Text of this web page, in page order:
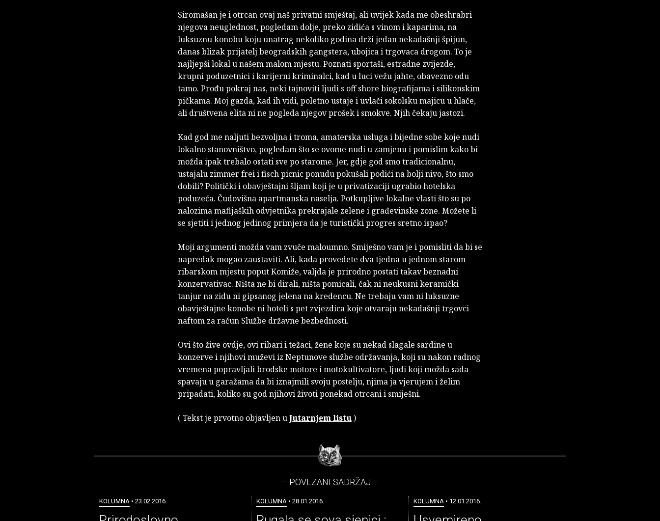
Siromašan je i otrcan ovaj naš privatni smještaj, ali uvijek kada me obeshrabri
njegova neuglednost, pogledam dolje, preko zidića s vinom i kaparima, na
luksuznu konobu koju unatrag nekoliko godina drži jedan nekadašnji špijun,
danas blizak prijatelj beogradskih gangstera, ubojica i trgovaca drogom. To je
najljepši lokal u našem malom mjestu. Poznati sportaši, estradne zvijezde,
krupni poduzetnici i karijerni kriminalci, kad u luci vežu jahte, obavezno odu
tamo. Prođu pokraj nas, neki tajnoviti ljudi s off shore biografijama i silikonskim
pičkama. Moj gazda, kad ih vidi, poletno ustaje i uvlači sokolsku majicu u hlače,
ali društvena elita ni ne pogleda njegov prošek i smokve. Njih čekaju jastozi.
Kad god me naljuti bezvoljna i troma, amaterska usluga i bijedne sobe koje nudi
lokalno stanovništvo, pogledam što se ovome nudi u zamjenu i pomislim kako bi
možda ipak trebalo ostati sve po starome. Jer, gdje god smo tradicionalnu,
ustajalu zimmer frei i fisch picnic ponudu pokušali podići na bolji nivo, što smo
dobili? Politički i obavještajni šljam koji je u privatizaciji ugrabio hotelska
poduzeća. Čudovišna apartmanska naselja. Potkupljive lokalne vlasti što su po
nalozima mafijaških odvjetnika prekrajale zelene i građevinske zone. Možete li
se sjetiti i jednog jedinog primjera da je turistički progres sretno ispao?
Moji argumenti možda vam zvuče maloumno. Smiješno vam je i pomisliti da bi se
napredak mogao zaustaviti. Ali, kada provedete dva tjedna u jednom starom
ribarskom mjestu poput Komiže, valjda je prirodno postati takav beznadni
konzervativac. Ništa ne bi dirali, ništa pomicali, čak ni neukusni keramički
tanjur na zidu ni gipsanog jelena na kredencu. Ne trebaju vam ni luksuzne
obavještajne konobe ni hoteli s pet zvjezdica koje otvaraju nekadašnji trgovci
naftom za račun Službe državne bezbednosti.
Ovi što žive ovdje, ovi ribari i težaci, žene koje su nekad slagale sardine u
konzerve i njihovi muževi iz Neptunove službe održavanja, koji su nakon radnog
vremena popravljali brodske motore i motokultivatore, ljudi koji možda sada
spavaju u garažama da bi iznajmili svoju postelju, njima ja vjerujem i želim
pripadati, koliko su god njihovi životi ponekad otrcani i smiješni.
( Tekst je prvotno objavljen uJutarnjem listu)
– POVEZANI SADRŽAJ –
KOLUMNA• 23.02.2016. KOLUMNA• 28.01.2016. KOLUMNA• 12.01.2016.